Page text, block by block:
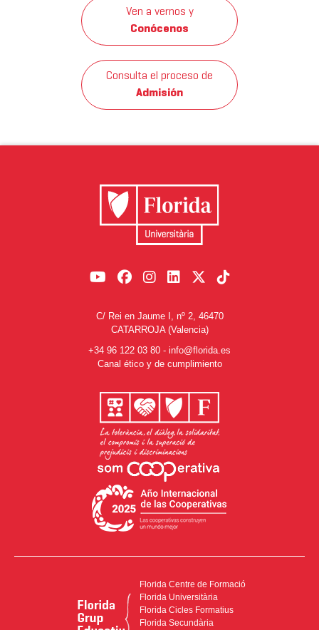
Ven a vernos y
Conócenos
Consulta el proceso de
Admisión
C/ Rei en Jaume I, nº 2, 46470
CATARROJA (Valencia)
+34 96 122 03 80 - info@florida.es
Canal ético y de cumplimiento
Florida Centre de Formació
Florida Universitària
Florida Cicles Formatius
Florida Secundària